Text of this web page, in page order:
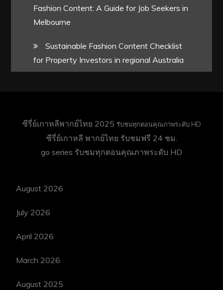
Fashion Content: A Guide for Job Seekers in
Melbourne
Sustainable Fashion Content Checklist
for Property Investors in regional Australia
ซีรี่ย์เกาหลีพากย์ไทย 2025 รับชมทุกตอนคุณภาพระดับ HD
ซีรี่ย์เกาหลี พากย์ไทย รับชมฟรี 24 ชม.
go series รับชมทุกตอนคุณภาพระดับ HD
August 2026
July 2026
April 2026
March 2026
August 2025